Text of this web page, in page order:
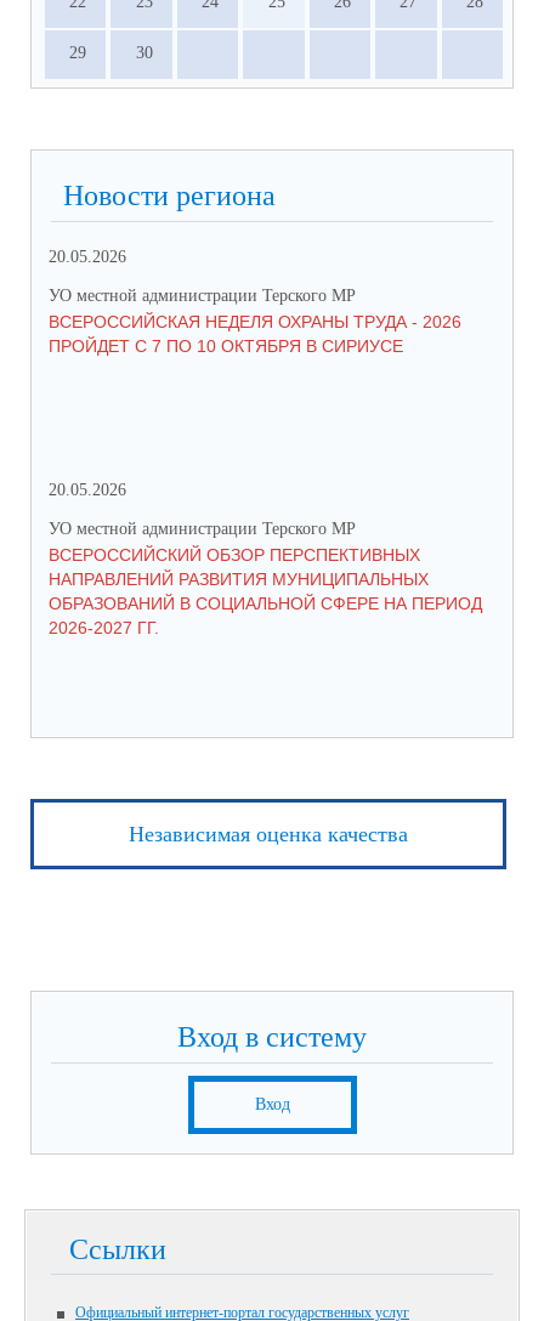
29 30
Новости региона
20.05.2026
УО местной администрации Терского МР
ВСЕРОССИЙСКАЯ НЕДЕЛЯ ОХРАНЫ ТРУДА - 2026
ПРОЙДЕТ С 7 ПО 10 ОКТЯБРЯ В СИРИУСЕ
20.05.2026
УО местной администрации Терского МР
ВСЕРОССИЙСКИЙ ОБЗОР ПЕРСПЕКТИВНЫХ
НАПРАВЛЕНИЙ РАЗВИТИЯ МУНИЦИПАЛЬНЫХ
ОБРАЗОВАНИЙ В СОЦИАЛЬНОЙ СФЕРЕ НА ПЕРИОД
2026-2027 ГГ.
Независимая оценка качества
Вход в систему
Вход
Ссылки
Официальный интернет-портал государственных услуг